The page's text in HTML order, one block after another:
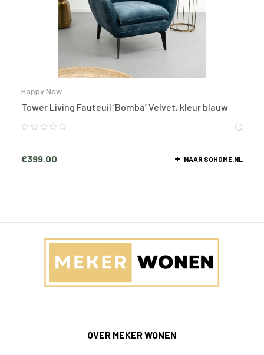
Happy New
Tower Living Fauteuil ‘Bomba’ Velvet, kleur blauw
€399.00 NAAR SOHOME.NL
OVER MEKER WONEN